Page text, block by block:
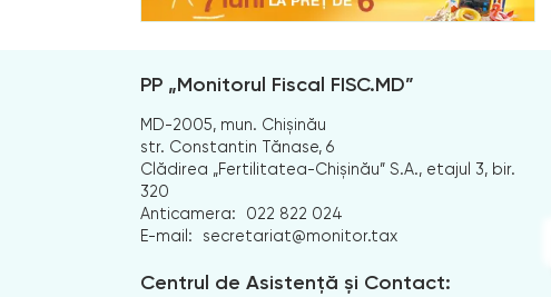
PP „Monitorul Fiscal FISC.MD”
MD-2005, mun. Chișinău
str. Constantin Tănase, 6
Clădirea „Fertilitatea-Chișinău” S.A., etajul 3, bir.
320
Anticamera:
022 822 024
E-mail:
secretariat@monitor.tax
Centrul de Asistență și Contact: